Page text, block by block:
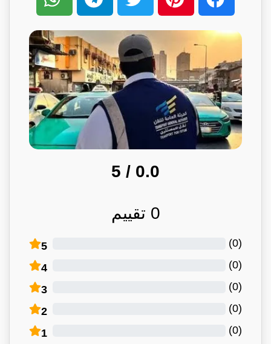
0.0
/ 5
0 تقييم
5 (
0
)
4 (
0
)
3 (
0
)
2 (
0
)
1 (
0
)